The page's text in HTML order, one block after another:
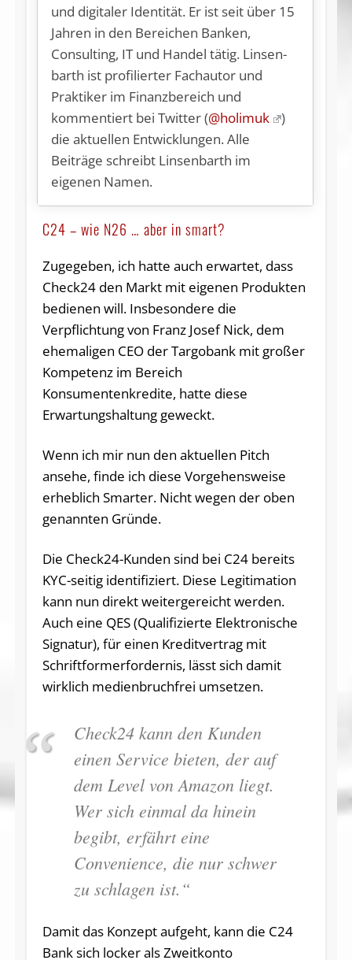
und digitaler Identität. Er ist seit über 15
Jahren in den Bereichen Banken,
Consulting, IT und Handel tätig. Lin­sen­
barth ist profilierter Fachautor und
Praktiker im Finanzbereich und
kommentiert bei Twitter (@holimuk
)
die aktuellen Entwicklungen. Alle
Beiträge schreibt Linsenbarth im
eigenen Namen.
C24 – wie N26 … aber in smart?
Zugegeben, ich hatte auch erwartet, dass
Check24 den Markt mit eigenen Produkten
bedienen will. Insbesondere die
Verpflichtung von Franz Josef Nick, dem
ehemaligen CEO der Targobank mit großer
Kompetenz im Bereich
Konsumentenkredite, hatte diese
Erwartungshaltung geweckt.
Wenn ich mir nun den aktuellen Pitch
ansehe, finde ich diese Vorgehensweise
erheblich Smarter. Nicht wegen der oben
genannten Gründe.
Die Check24-Kunden sind bei C24 bereits
KYC-seitig identifiziert. Diese Legitimation
kann nun direkt weitergereicht werden.
Auch eine QES (Qualifizierte Elektronische
Signatur), für einen Kreditvertrag mit
Schriftformerfordernis, lässt sich damit
wirklich medienbruchfrei umsetzen.
Check24 kann den Kunden
einen Service bieten, der auf
dem Level von Amazon liegt.
Wer sich einmal da hinein
begibt, erfährt eine
Convenience, die nur schwer
zu schlagen ist.“
Damit das Konzept aufgeht, kann die C24
Bank sich locker als Zweitkonto